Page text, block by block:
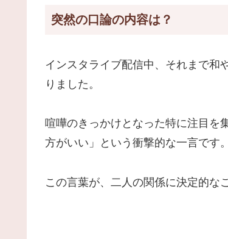
突然の口論の内容は？
インスタライブ配信中、それまで和
りました。
喧嘩のきっかけとなった特に注目を
方がいい」という衝撃的な一言です。
この言葉が、二人の関係に決定的な